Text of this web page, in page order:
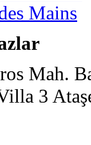
Mains
Mah.
3